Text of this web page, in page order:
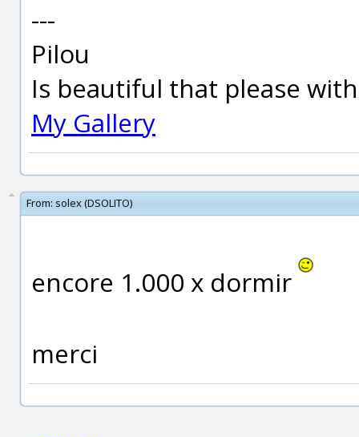
---
Pilou
Is beautiful that please
My Gallery
From: solex (DSOLITO)
encore 1.000 x dormir
merci